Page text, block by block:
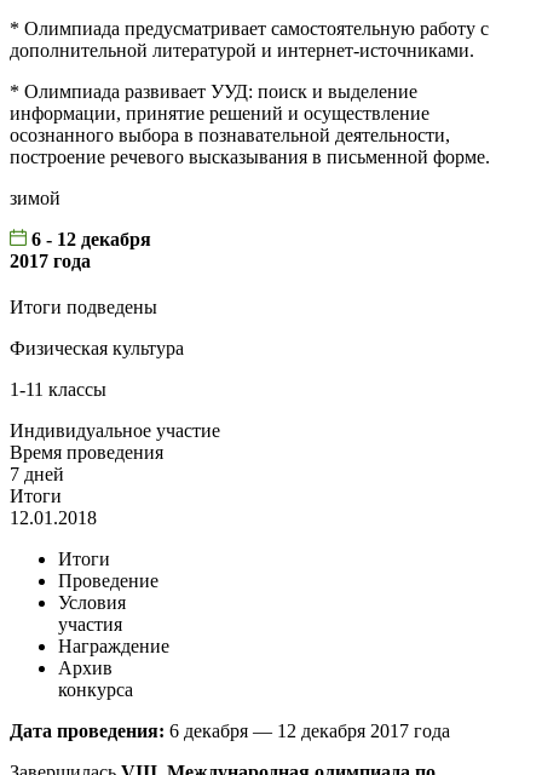
* Олимпиада предусматривает самостоятельную работу с
дополнительной литературой и интернет-источниками.
* Олимпиада развивает УУД: поиск и выделение
информации, принятие решений и осуществление
осознанного выбора в познавательной деятельности,
построение речевого высказывания в письменной форме.
зимой
6 - 12 декабря
2017 года
Итоги подведены
Физическая культура
1-11 классы
Индивидуальное участие
Время проведения
7 дней
Итоги
12.01.2018
Итоги
Проведение
Условия
участия
Награждение
Архив
конкурса
Дата проведения: 6 декабря — 12 декабря 2017 года